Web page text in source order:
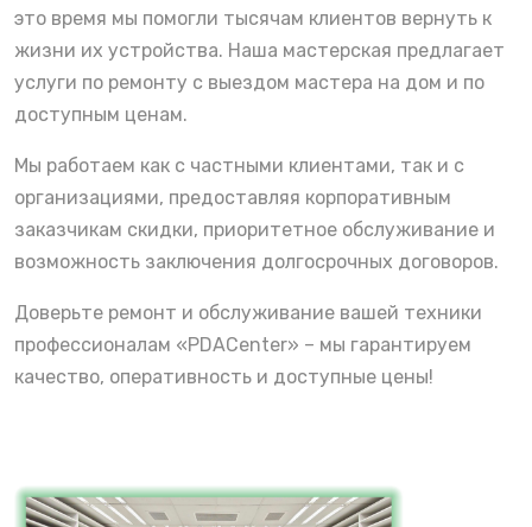
это время мы помогли тысячам клиентов вернуть к
жизни их устройства. Наша мастерская предлагает
услуги по ремонту с выездом мастера на дом и по
доступным ценам.
Мы работаем как с частными клиентами, так и с
организациями, предоставляя корпоративным
заказчикам скидки, приоритетное обслуживание и
возможность заключения долгосрочных договоров.
Доверьте ремонт и обслуживание вашей техники
профессионалам «PDACenter» – мы гарантируем
качество, оперативность и доступные цены!